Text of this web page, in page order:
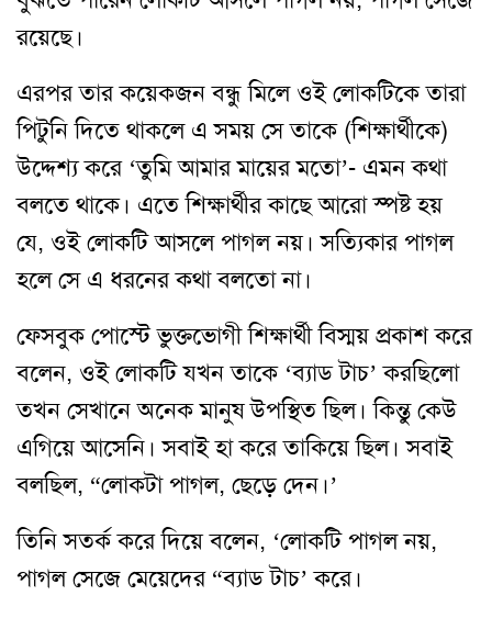
রয়েছে।
এরপর তার কয়েকজন বন্ধু মিলে ওই লোকটিকে তারা
পিটুনি দিতে থাকলে এ সময় সে তাকে (শিক্ষার্থীকে)
উদ্দেশ্য করে ‘তুমি আমার মায়ের মতো’- এমন কথা
বলতে থাকে। এতে শিক্ষার্থীর কাছে আরো স্পষ্ট হয়
যে, ওই লোকটি আসলে পাগল নয়। সত্যিকার পাগল
হলে সে এ ধরনের কথা বলতো না।
ফেসবুক পোস্টে ভুক্তভোগী শিক্ষার্থী বিস্ময় প্রকাশ করে
বলেন, ওই লোকটি যখন তাকে ‘ব্যাড টাচ’ করছিলো
তখন সেখানে অনেক মানুষ উপস্থিত ছিল। কিন্তু কেউ
এগিয়ে আসেনি। সবাই হা করে তাকিয়ে ছিল। সবাই
বলছিল, “লোকটা পাগল, ছেড়ে দেন।’
তিনি সতর্ক করে দিয়ে বলেন, ‘লোকটি পাগল নয়,
পাগল সেজে মেয়েদের “ব্যাড টাচ’ করে।